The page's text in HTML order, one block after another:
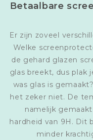
Betaalbare
Er zijn zoveel
Welke
de gehard glazen
glas breekt, dus plak
was glas is
het zeker niet. De
namelijk
hardheid van 9H. Dit
minder